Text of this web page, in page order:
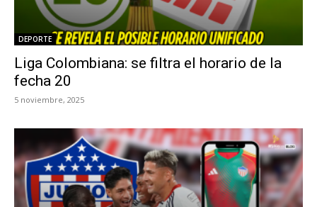
DEPORTE
Liga Colombiana: se filtra el horario de la
fecha 20
5 noviembre, 2025